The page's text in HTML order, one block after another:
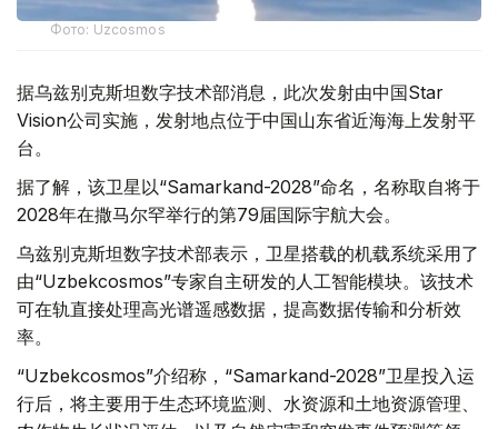
Фото: Uzcosmos
据乌兹别克斯坦数字技术部消息，此次发射由中国Star
Vision公司实施，发射地点位于中国山东省近海海上发射平
台。
据了解，该卫星以“Samarkand-2028”命名，名称取自将于
2028年在撒马尔罕举行的第79届国际宇航大会。
乌兹别克斯坦数字技术部表示，卫星搭载的机载系统采用了
由“Uzbekcosmos”专家自主研发的人工智能模块。该技术
可在轨直接处理高光谱遥感数据，提高数据传输和分析效
率。
“Uzbekcosmos”介绍称，“Samarkand-2028”卫星投入运
行后，将主要用于生态环境监测、水资源和土地资源管理、